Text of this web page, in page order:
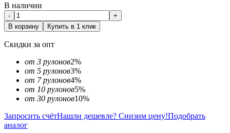
В наличии
-
+
В корзину
Купить в 1 клик
Скидки за опт
от 3 рулонов2%
от 5 рулонов3%
от 7 рулонов4%
от 10 рулонов5%
от 30 рулонов10%
Запросить счётНашли дешевле? Снизим цену!Подобрать
аналог